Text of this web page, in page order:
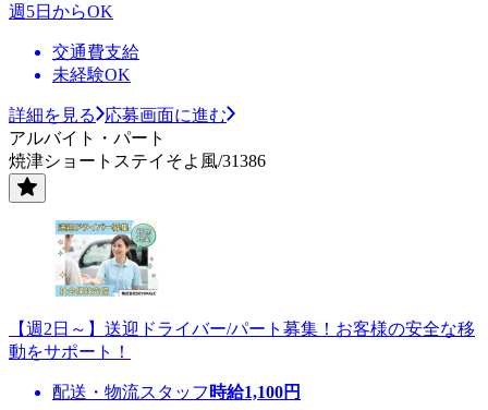
週5日からOK
交通費支給
未経験OK
詳細を見る
応募画面に進む
アルバイト・パート
焼津ショートステイそよ風/31386
【週2日～】送迎ドライバー/パート募集！お客様の安全な移
動をサポート！
配送・物流スタッフ 時給1,100円